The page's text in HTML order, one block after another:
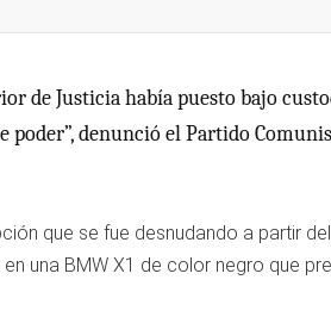
de Justicia había puesto bajo
denunció el Partido
que se fue desnudando a partir
una BMW X1 de color negro que